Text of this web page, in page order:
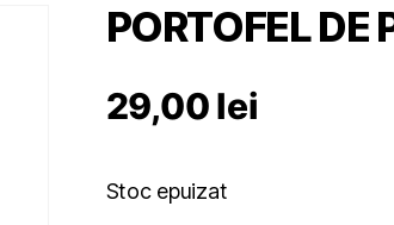
PORTOFEL DE
29,00lei
Stoc epuizat